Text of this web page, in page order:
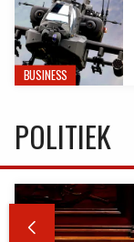
BUSINESS
POLITIEK
